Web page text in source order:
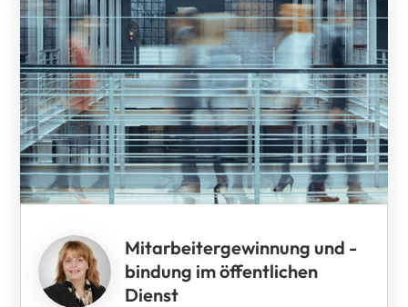
Mitarbeitergewinnung und -
bindung im öffentlichen
Dienst